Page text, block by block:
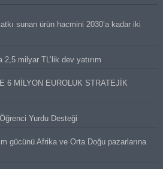
sunan ürün hacmini 2030’a kadar iki
2,5 milyar TL’lik dev yatırım
6 MİLYON EUROLUK STRATEJİK
Yurdu Desteği
gücünü Afrika ve Orta Doğu pazarlarına